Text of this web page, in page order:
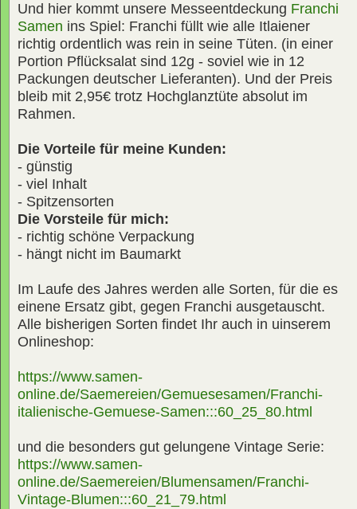
Und hier kommt unsere Messeentdeckung Franchi
Samen ins Spiel: Franchi füllt wie alle Itlaiener
richtig ordentlich was rein in seine Tüten. (in einer
Portion Pflücksalat sind 12g - soviel wie in 12
Packungen deutscher Lieferanten). Und der Preis
bleib mit 2,95€ trotz Hochglanztüte absolut im
Rahmen.
Die Vorteile für meine Kunden:
- günstig
- viel Inhalt
- Spitzensorten
Die Vorsteile für mich:
- richtig schöne Verpackung
- hängt nicht im Baumarkt
Im Laufe des Jahres werden alle Sorten, für die es
einene Ersatz gibt, gegen Franchi ausgetauscht.
Alle bisherigen Sorten findet Ihr auch in uinserem
Onlineshop:
https://www.samen-
online.de/Saemereien/Gemuesesamen/Franchi-
italienische-Gemuese-Samen:::60_25_80.html
und die besonders gut gelungene Vintage Serie:
https://www.samen-
online.de/Saemereien/Blumensamen/Franchi-
Vintage-Blumen:::60_21_79.html